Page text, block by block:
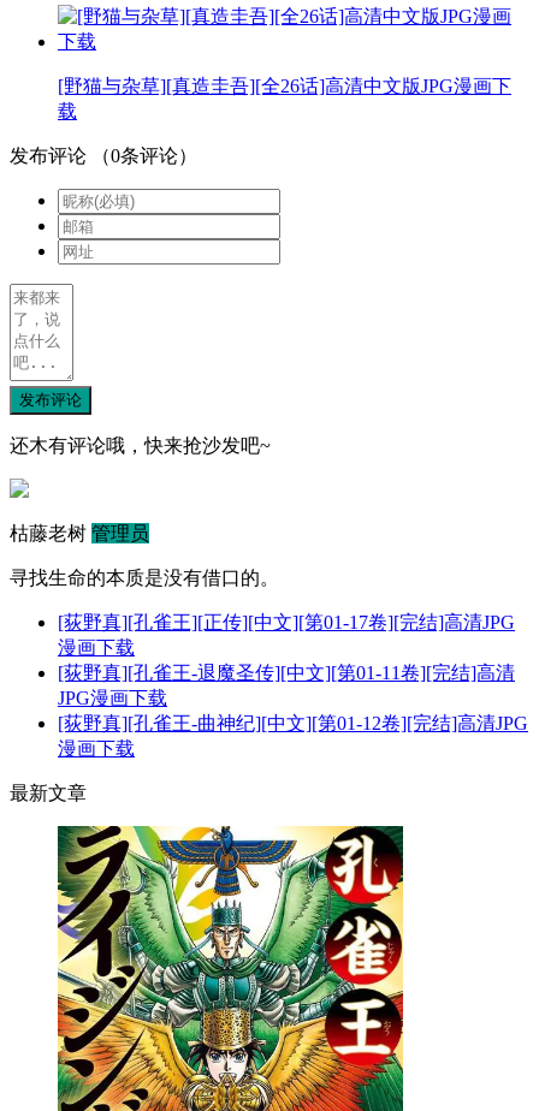
[野猫与杂草][真造圭吾][全26话]高清中文版JPG漫画下
载
发布评论 （0条评论）
发布评论
还木有评论哦，快来抢沙发吧~
枯藤老树 管理员
寻找生命的本质是没有借口的。
[荻野真][孔雀王][正传][中文][第01-17卷][完结]高清JPG
漫画下载
[荻野真][孔雀王-退魔圣传][中文][第01-11卷][完结]高清
JPG漫画下载
[荻野真][孔雀王-曲神纪][中文][第01-12卷][完结]高清JPG
漫画下载
最新文章